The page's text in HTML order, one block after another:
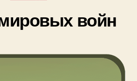
войн